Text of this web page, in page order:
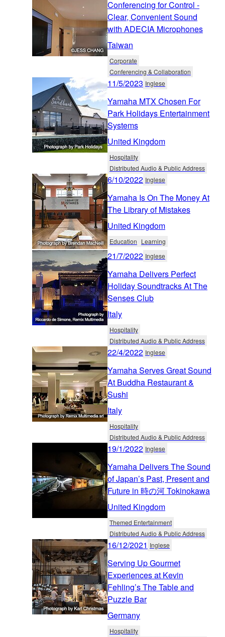
Conferencing for Control -
Clear, Convenient Sound
with ADECIA Microphones
Taiwan
Corporate
Conferencing & Collaboration
11/5/2023 Inglese
Yamaha MTX Chosen For
Park Holidays Entertainment
Systems
United Kingdom
Hospitality
Distributed Audio & Public Address
6/10/2022 Inglese
Yamaha Is On The Money At
The Library of Mistakes
United Kingdom
Education Learning
21/7/2022 Inglese
Yamaha Delivers Perfect
Holiday Soundtracks At The
Senses Club
Italy
Hospitality
Distributed Audio & Public Address
22/4/2022 Inglese
Yamaha Serves Great Sound
At Buddha Restaurant &
Sushi
Italy
Hospitality
Distributed Audio & Public Address
19/1/2022 Inglese
Yamaha Delivers The Sound
of Japan’s Past, Present and
Future in 時の河 Tokinokawa
United Kingdom
Themed Entertainment
Distributed Audio & Public Address
16/12/2021 Inglese
Serving Up Gourmet
Experiences at Kevin
Fehling’s The Table and
Puzzle Bar
Germany
Hospitality